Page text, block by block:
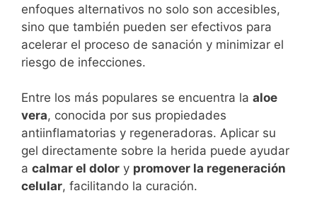
enfoques alternativos no solo son accesibles,
sino que también pueden ser efectivos para
acelerar el proceso de sanación y minimizar el
riesgo de infecciones.
Entre los más populares se encuentra la aloe
vera, conocida por sus propiedades
antiinflamatorias y regeneradoras. Aplicar su
gel directamente sobre la herida puede ayudar
a calmar el dolor y promover la regeneración
celular, facilitando la curación.